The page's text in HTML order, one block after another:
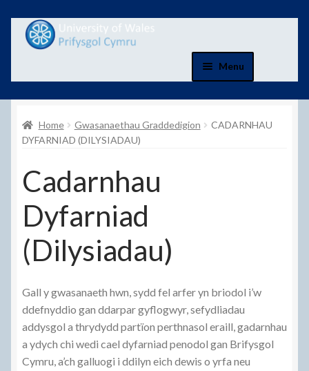
Skip
to
Skip
to
Menu
Cartref
Cart
Cwestiynau Cyffredin
Cyfrif
Cysylltwch Â Ni
Talu
Home Gwasanaethau Graddedigion
CADARNHAU
DYFARNIAD (DILYSIADAU)
Cadarnhau
Dyfarniad
(Dilysiadau)
Gall y gwasanaeth hwn, sydd fel arfer yn briodol i’w
ddefnyddio gan ddarpar gyflogwyr, sefydliadau
addysgol a thrydydd partïon perthnasol eraill, gadarnhau
a ydych chi wedi cael dyfarniad penodol gan Brifysgol
Cymru, a’ch galluogi i ddilyn eich dewis o yrfa neu